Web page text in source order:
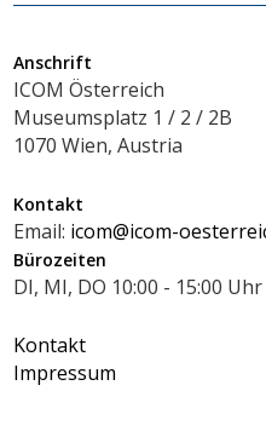
Anschrift
ICOM Österreich
Museumsplatz 1 / 2 / 2B
1070 Wien, Austria
Kontakt
Email: icom@icom-
Bürozeiten
DI, MI, DO 10:00 - 15:00
Kontakt
Impressum